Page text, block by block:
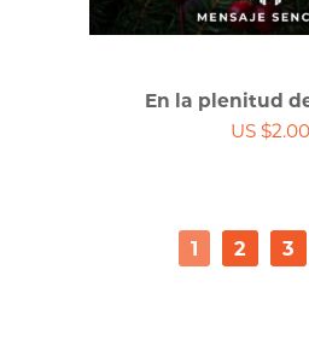
En la plenitud
US $2.00
1 2 3